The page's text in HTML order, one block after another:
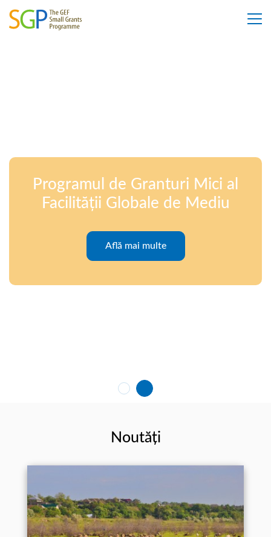
Programul de Granturi Mici al
Facilității Globale de Mediu
Află mai multe
Noutăți